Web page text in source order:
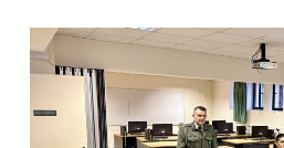
Ολοκλήρωση
Σεμιναρίου
Υπασπιστών
Διοίκησης